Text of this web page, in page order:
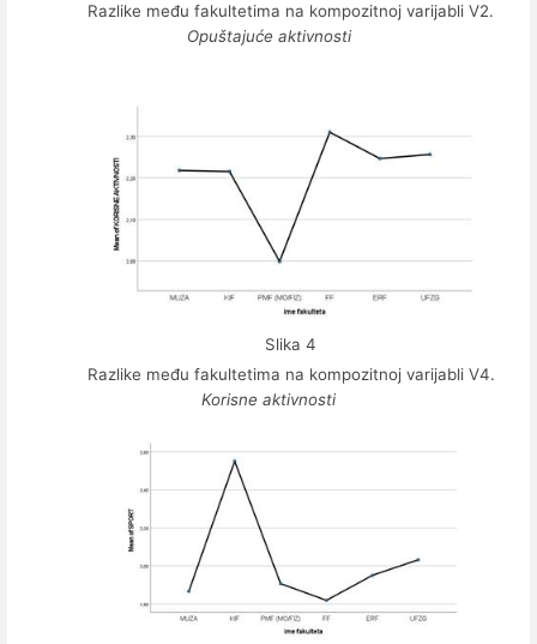
Razlike među fakultetima na kompozitnoj varijabli V2.
Opuštajuće aktivnosti
Slika 4
Razlike među fakultetima na kompozitnoj varijabli V4.
Korisne aktivnosti